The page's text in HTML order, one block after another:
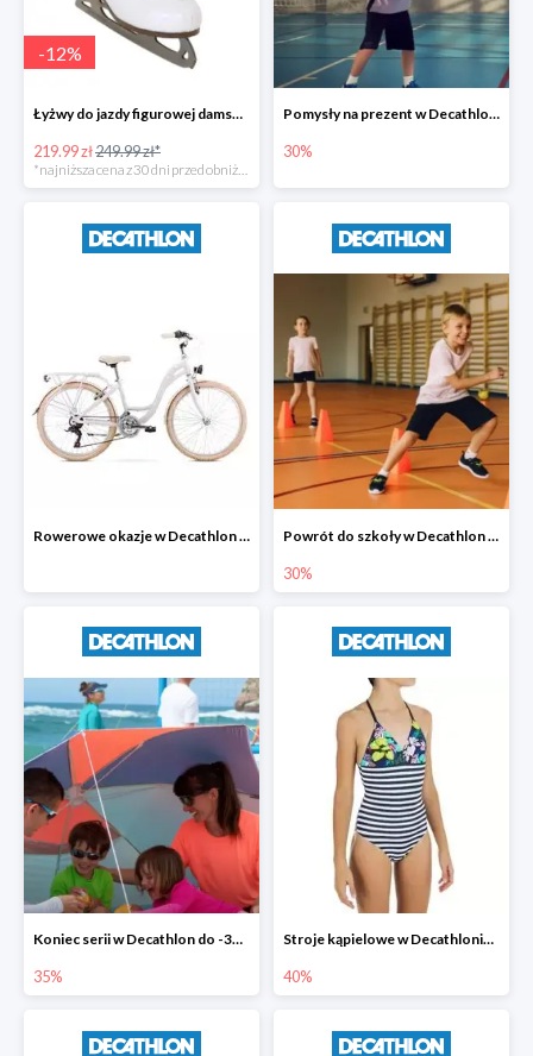
-12%
Łyżwy do jazdy figurowej damskie Broyx PRIMA BIAŁE
219.99 zł249.99 zł*
*najniższa cena z 30 dni przed obniżką
Pomysły na prezent w Decathlonie do -30%
30%
Rowerowe okazje w Decathlon do -35% Powrót do szkoły w Decathlon do -30%
30%
Koniec serii w Decathlon do -35%
35%
Stroje kąpielowe w Decathlonie do -40%
40%